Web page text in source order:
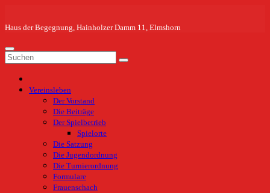
springen
Haus der Begegnung, Hainholzer Damm 11, Elmshorn
Vereinsleben
Der Vorstand
Die Beiträge
Der Spielbetrieb
Spielorte
Die Satzung
Die Jugendordnung
Die Turnierordnung
Formulare
Frauenschach